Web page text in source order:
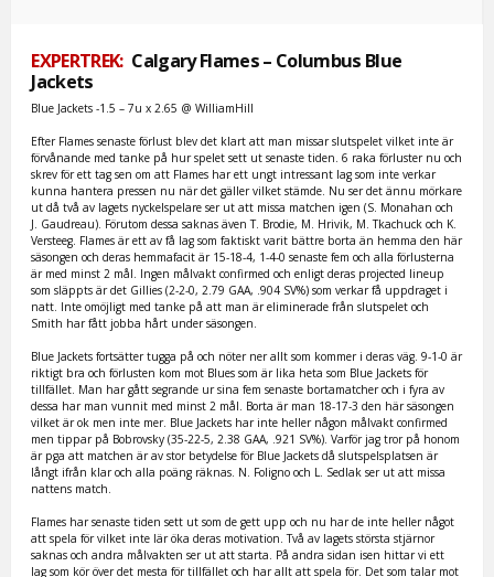
EXPERTREK:Calgary Flames – Columbus Blue
Jackets
Blue Jackets -1.5 – 7u x 2.65 @ WilliamHill
Efter Flames senaste förlust blev det klart att man missar slutspelet vilket inte är
förvånande med tanke på hur spelet sett ut senaste tiden. 6 raka förluster nu och
skrev för ett tag sen om att Flames har ett ungt intressant lag som inte verkar
kunna hantera pressen nu när det gäller vilket stämde. Nu ser det ännu mörkare
ut då två av lagets nyckelspelare ser ut att missa matchen igen (S. Monahan och
J. Gaudreau). Förutom dessa saknas även T. Brodie, M. Hrivik, M. Tkachuck och K.
Versteeg. Flames är ett av få lag som faktiskt varit bättre borta än hemma den här
säsongen och deras hemmafacit är 15-18-4, 1-4-0 senaste fem och alla förlusterna
är med minst 2 mål. Ingen målvakt confirmed och enligt deras projected lineup
som släppts är det Gillies (2-2-0, 2.79 GAA, .904 SV%) som verkar få uppdraget i
natt. Inte omöjligt med tanke på att man är eliminerade från slutspelet och
Smith har fått jobba hårt under säsongen.
Blue Jackets fortsätter tugga på och nöter ner allt som kommer i deras väg. 9-1-0 är
riktigt bra och förlusten kom mot Blues som är lika heta som Blue Jackets för
tillfället. Man har gått segrande ur sina fem senaste bortamatcher och i fyra av
dessa har man vunnit med minst 2 mål. Borta är man 18-17-3 den här säsongen
vilket är ok men inte mer. Blue Jackets har inte heller någon målvakt confirmed
men tippar på Bobrovsky (35-22-5, 2.38 GAA, .921 SV%). Varför jag tror på honom
är pga att matchen är av stor betydelse för Blue Jackets då slutspelsplatsen är
långt ifrån klar och alla poäng räknas. N. Foligno och L. Sedlak ser ut att missa
nattens match.
Flames har senaste tiden sett ut som de gett upp och nu har de inte heller något
att spela för vilket inte lär öka deras motivation. Två av lagets största stjärnor
saknas och andra målvakten ser ut att starta. På andra sidan isen hittar vi ett
lag som kör över det mesta för tillfället och har allt att spela för. Det som talar mot